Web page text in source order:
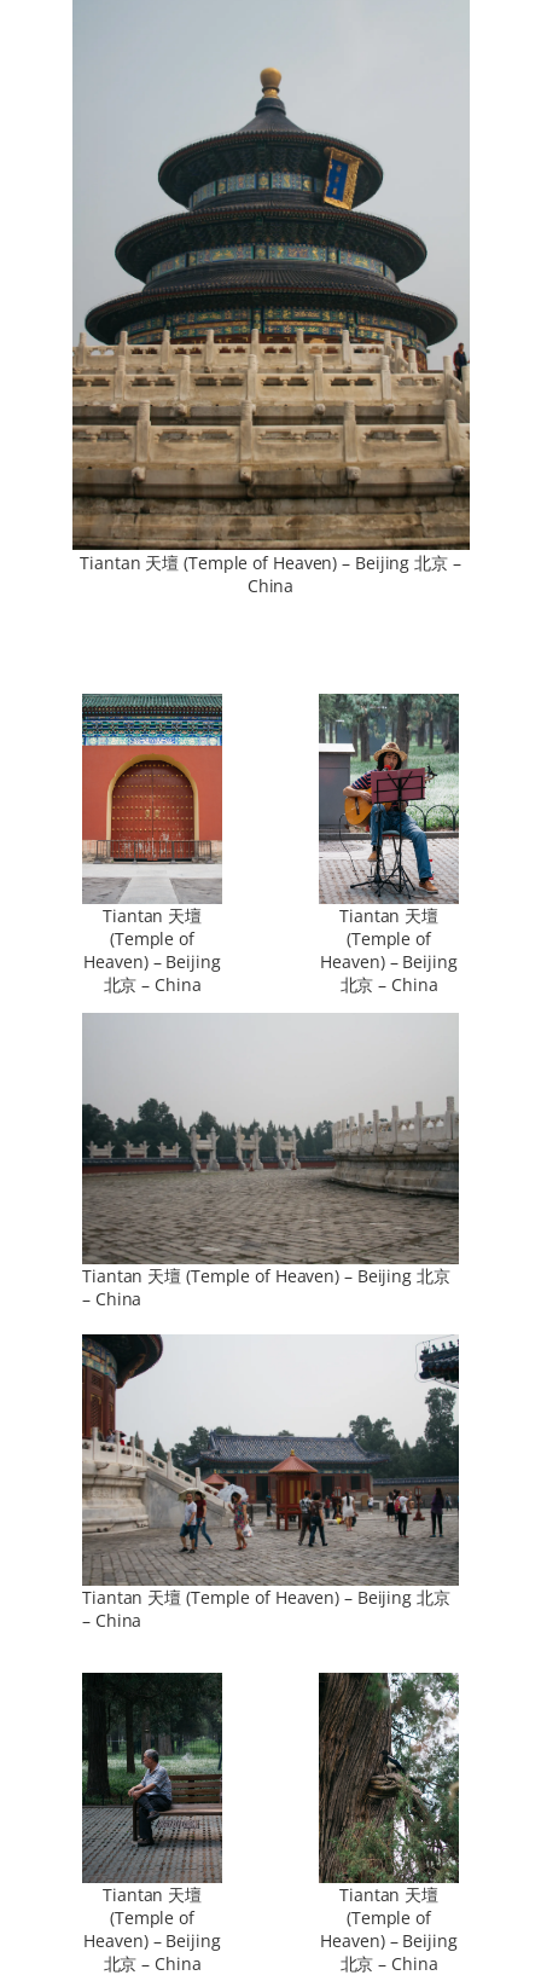
Tiantan 天壇 (Temple of Heaven) – Beijing 北京 –
China
Tiantan 天壇
(Temple of
Heaven) – Beijing
北京 – China
Tiantan 天壇
(Temple of
Heaven) – Beijing
北京 – China
Tiantan 天壇 (Temple of Heaven) – Beijing 北京
– China
Tiantan 天壇 (Temple of Heaven) – Beijing 北京
– China
Tiantan 天壇
(Temple of
Heaven) – Beijing
北京 – China
Tiantan 天壇
(Temple of
Heaven) – Beijing
北京 – China